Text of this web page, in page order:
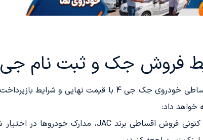
فروش جک و ثبت نام جی 4 در سال 1405
خواهد داد: